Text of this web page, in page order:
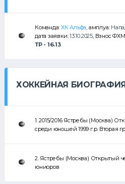
Команда:ХК Альфа, амплуа:
дата заявки:13.10.2025, Взнос
ТР - 16.13
ХОККЕЙНАЯ
1. 2015/2016 Ястребы (Москва)
среди юношей 1999 г.р. Вторая
2. Ястребы (Москва) Открытый
юниоров